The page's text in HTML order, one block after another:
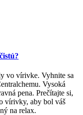
vo vírivke. Vyhnite sa
Vysoká
pena. Prečítajte si,
vírivky, aby bol váš
na relax.